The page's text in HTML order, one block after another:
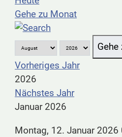
Gehe zu Monat
Vorheriges Jahr
2026
Nächstes Jahr
Januar 2026
Montag, 12. Januar 2026